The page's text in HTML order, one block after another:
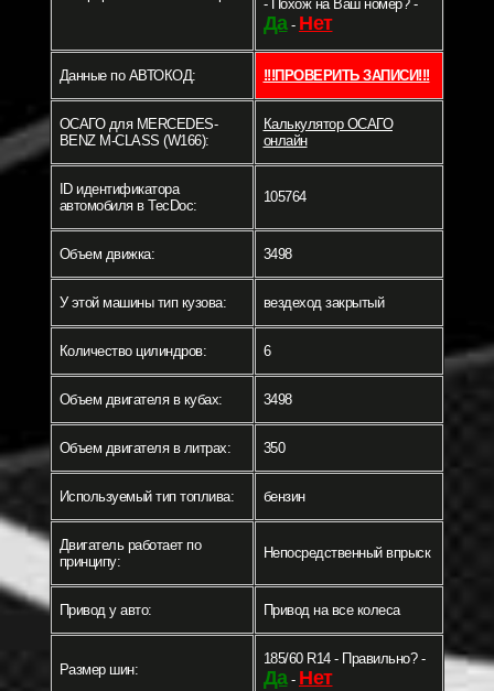
- Похож на Ваш номер? -
Да- Нет
Данные по АВТОКОД: !!!ПРОВЕРИТЬ ЗАПИСИ!!!
ОСАГО для MERCEDES-
BENZ M-CLASS (W166):
Калькулятор ОСАГО
онлайн
ID идентификатора
автомобиля в TecDoc:
105764
Объем движка: 3498
У этой машины тип кузова: вездеход закрытый
Количество цилиндров: 6
Объем двигателя в кубах: 3498
Объем двигателя в литрах: 350
Используемый тип топлива: бензин
Двигатель работает по
принципу:
Непосредственный впрыск
Привод у авто: Привод на все колеса
Размер шин:
185/60 R14 - Правильно? -
Да- Нет